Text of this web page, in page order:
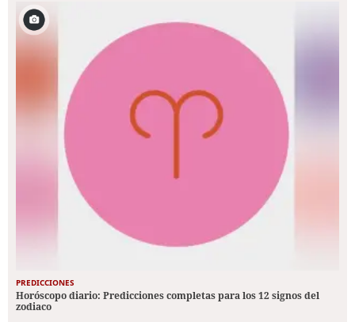
PREDICCIONES
Horóscopo diario: Predicciones completas para los 12 signos del
zodiaco